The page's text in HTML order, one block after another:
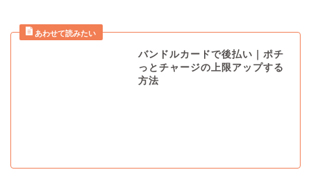
バンドルカードで後払い｜ポチ
っとチャージの上限アップする
方法